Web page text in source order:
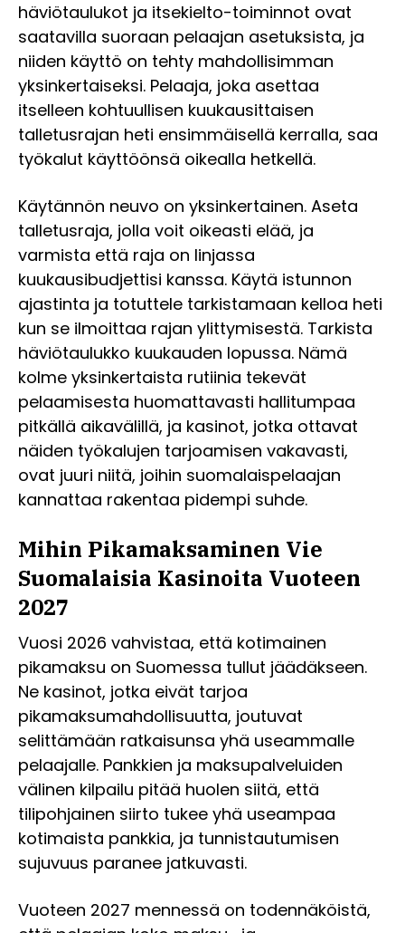
häviötaulukot ja itsekielto-toiminnot ovat
saatavilla suoraan pelaajan asetuksista, ja
niiden käyttö on tehty mahdollisimman
yksinkertaiseksi. Pelaaja, joka asettaa
itselleen kohtuullisen kuukausittaisen
talletusrajan heti ensimmäisellä kerralla, saa
työkalut käyttöönsä oikealla hetkellä.
Käytännön neuvo on yksinkertainen. Aseta
talletusraja, jolla voit oikeasti elää, ja
varmista että raja on linjassa
kuukausibudjettisi kanssa. Käytä istunnon
ajastinta ja totuttele tarkistamaan kelloa heti
kun se ilmoittaa rajan ylittymisestä. Tarkista
häviötaulukko kuukauden lopussa. Nämä
kolme yksinkertaista rutiinia tekevät
pelaamisesta huomattavasti hallitumpaa
pitkällä aikavälillä, ja kasinot, jotka ottavat
näiden työkalujen tarjoamisen vakavasti,
ovat juuri niitä, joihin suomalaispelaajan
kannattaa rakentaa pidempi suhde.
Mihin Pikamaksaminen Vie
Suomalaisia Kasinoita Vuoteen
2027
Vuosi 2026 vahvistaa, että kotimainen
pikamaksu on Suomessa tullut jäädäkseen.
Ne kasinot, jotka eivät tarjoa
pikamaksumahdollisuutta, joutuvat
selittämään ratkaisunsa yhä useammalle
pelaajalle. Pankkien ja maksupalveluiden
välinen kilpailu pitää huolen siitä, että
tilipohjainen siirto tukee yhä useampaa
kotimaista pankkia, ja tunnistautumisen
sujuvuus paranee jatkuvasti.
Vuoteen 2027 mennessä on todennäköistä,